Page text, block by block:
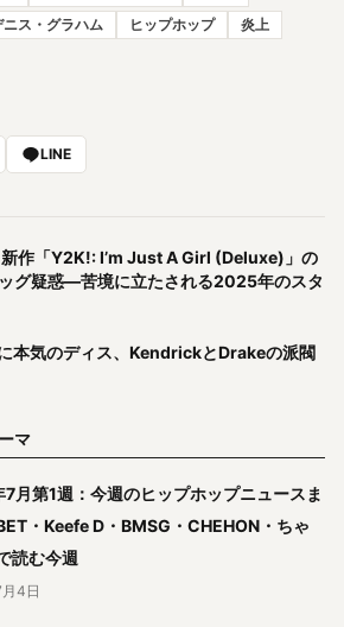
ニス・グラハム ヒップホップ
炎上
LINE
作「Y2K!: I’m Just A Girl (Deluxe)」の
グ疑惑―苦境に立たされる2025年のスタ
本気のディス、KendrickとDrakeの派閥
マ
月第1週：今週のヒップホップニュースま
・Keefe D・BMSG・CHEHON・ちゃ
読む今週
4日